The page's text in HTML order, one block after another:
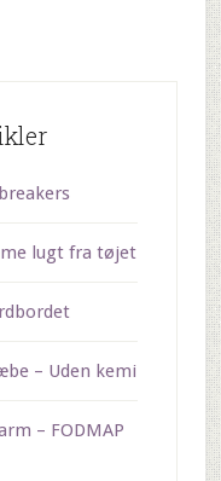
lugt fra tøjet
– Uden kemi
– FODMAP